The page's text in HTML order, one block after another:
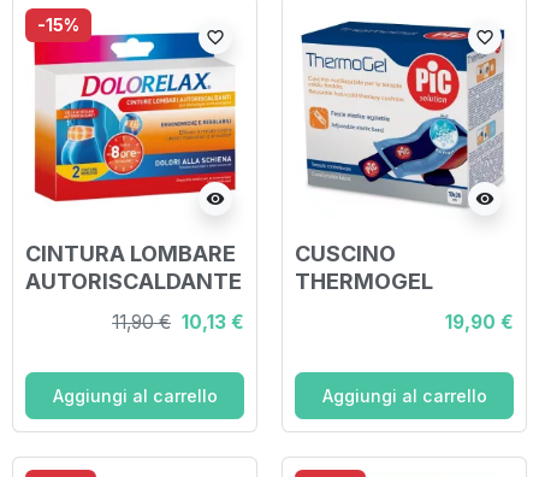
-15%
visibility
favorite_border
CINTURA LOMBARE
AUTORISCALDANTE
DOLORELAX 2 PEZZI
11,90 € 10,13 €
Aggiungi al carrello
visibility
favorite_border
CUSCINO
THERMOGEL
TERAPIA CALDO
FREDDO 10X26 CM
ELASTICA ITC
19,90 €
Aggiungi al carrello